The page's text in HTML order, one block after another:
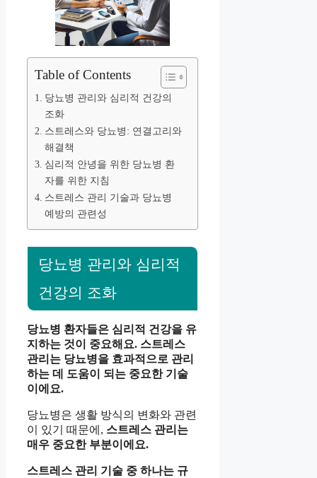
Table of Contents
당뇨병 관리와 심리적 건강의
조화
스트레스와 당뇨병: 연결고리와
해결책
심리적 안녕을 위한 당뇨병 환
자를 위한 지침
스트레스 관리 기술과 당뇨병
예방의 관련성
당뇨병 관리와 심리적
건강의 조화
당뇨병 환자들은 심리적 건강을 유
지하는 것이 중요해요. 스트레스
관리는 당뇨병을 효과적으로 관리
하는 데 도움이 되는 중요한 기술
이에요.
당뇨병은 생활 방식의 변화와 관련
이 있기 때문에, 스트레스 관리는
매우 중요한 부분이에요.
스트레스 관리 기술 중 하나는 규